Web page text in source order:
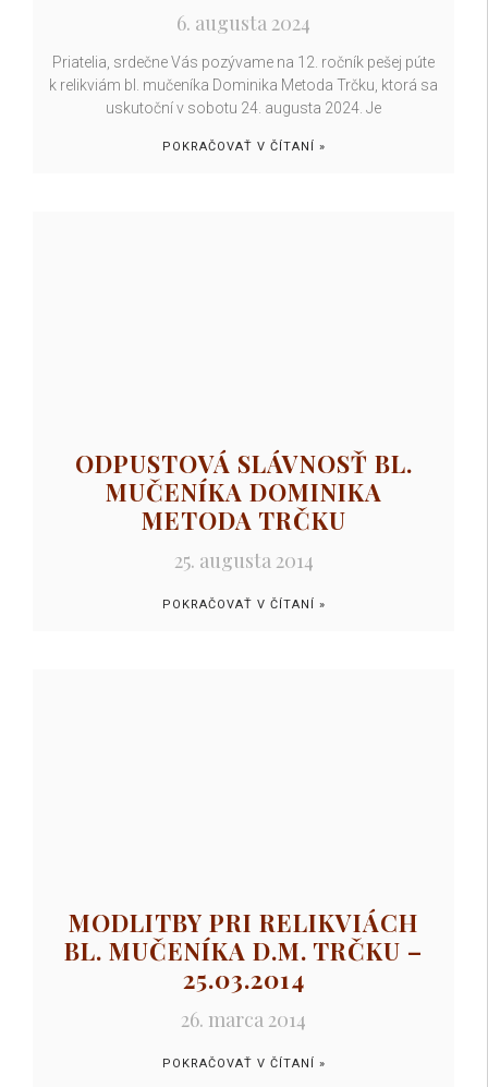
6. augusta 2024
Priatelia, srdečne Vás pozývame na 12. ročník pešej púte
k relikviám bl. mučeníka Dominika Metoda Trčku, ktorá sa
uskutoční v sobotu 24. augusta 2024. Je
POKRAČOVAŤ V ČÍTANÍ »
ODPUSTOVÁ SLÁVNOSŤ BL.
MUČENÍKA DOMINIKA
METODA TRČKU
25. augusta 2014
POKRAČOVAŤ V ČÍTANÍ »
MODLITBY PRI RELIKVIÁCH
BL. MUČENÍKA D.M. TRČKU –
25.03.2014
26. marca 2014
POKRAČOVAŤ V ČÍTANÍ »